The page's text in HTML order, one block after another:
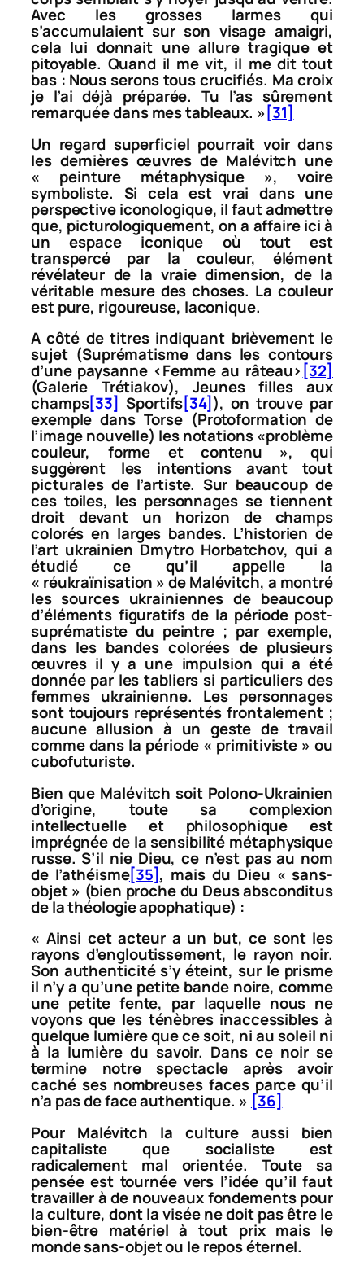
Avec les grosses larmes qui
s’accumulaient sur son visage amaigri,
cela lui donnait une allure tragique et
pitoyable. Quand il me vit, il me dit tout
bas : Nous serons tous crucifiés. Ma croix
je l’ai déjà préparée. Tu l’as sûrement
remarquée dans mes tableaux. » [31]
Un regard superficiel pourrait voir dans
les dernières œuvres de Malévitch une
« peinture métaphysique », voire
symboliste. Si cela est vrai dans une
perspective iconologique, il faut admettre
que, picturologiquement, on a affaire ici à
un espace iconique où tout est
transpercé par la couleur, élément
révélateur de la vraie dimension, de la
véritable mesure des choses. La couleur
est pure, rigoureuse, laconique.
A côté de titres indiquant brièvement le
sujet (Suprématisme dans les contours
d’une paysanne <Femme au râteau> [32]
(Galerie Trétiakov),Jeunes filles aux
champs[33] Sportifs[34]), on trouve par
exemple dans Torse (Protoformation de
l’image nouvelle) les notations «problème
couleur, forme et contenu », qui
suggèrent les intentions avant tout
picturales de l’artiste. Sur beaucoup de
ces toiles, les personnages se tiennent
droit devant un horizon de champs
colorés en larges bandes. L’historien de
l’art ukrainien Dmytro Horbatchov, qui a
étudié ce qu’il appelle la
« réukraïnisation » de Malévitch, a montré
les sources ukrainiennes de beaucoup
d’éléments figuratifs de la période post-
suprématiste du peintre ; par exemple,
dans les bandes colorées de plusieurs
œuvres il y a une impulsion qui a été
donnée par les tabliers si particuliers des
femmes ukrainienne. Les personnages
sont toujours représentés frontalement ;
aucune allusion à un geste de travail
comme dans la période « primitiviste » ou
cubofuturiste.
Bien que Malévitch soit Polono-Ukrainien
d’origine, toute sa complexion
intellectuelle et philosophique est
imprégnée de la sensibilité métaphysique
russe. S’il nie Dieu, ce n’est pas au nom
de l’athéisme[35], mais du Dieu « sans-
objet » (bien proche du Deus absconditus
de la théologie apophatique) :
« Ainsi cet acteur a un but, ce sont les
rayons d’engloutissement, le rayon noir.
Son authenticité s’y éteint, sur le prisme
il n’y a qu’une petite bande noire, comme
une petite fente, par laquelle nous ne
voyons que les ténèbres inaccessibles à
quelque lumière que ce soit, ni au soleil ni
à la lumière du savoir. Dans ce noir se
termine notre spectacle après avoir
caché ses nombreuses faces parce qu’il
n’a pas de face authentique. » [36]
Pour Malévitch la culture aussi bien
capitaliste que socialiste est
radicalement mal orientée. Toute sa
pensée est tournée vers l’idée qu’il faut
travailler à de nouveaux fondements pour
la culture, dont la visée ne doit pas être le
bien-être matériel à tout prix mais le
monde sans-objet ou le repos éternel.